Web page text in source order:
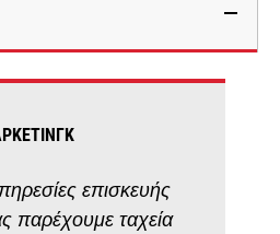
επισκευής
παρέχουμε ταχεία